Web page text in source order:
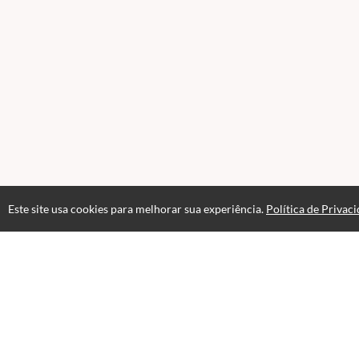
Este site usa cookies para melhorar sua experiência. Política de